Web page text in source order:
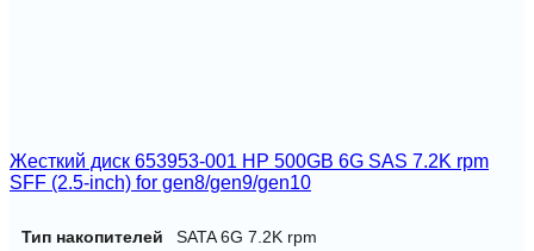
Жесткий диск 653953-001 HP 500GB 6G SAS 7.2K rpm
SFF (2.5-inch) for gen8/gen9/gen10
Тип накопителей SATA 6G 7.2K rpm